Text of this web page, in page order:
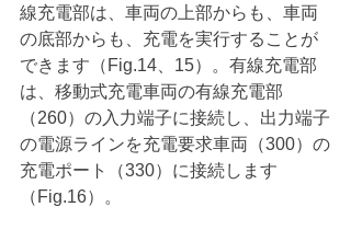
線充電部は、車両の上部からも、車両
の底部からも、充電を実行することが
できます（Fig.14、15）。有線充電部
は、移動式充電車両の有線充電部
（260）の入力端子に接続し、出力端子
の電源ラインを充電要求車両（300）の
充電ポート（330）に接続します
（Fig.16）。